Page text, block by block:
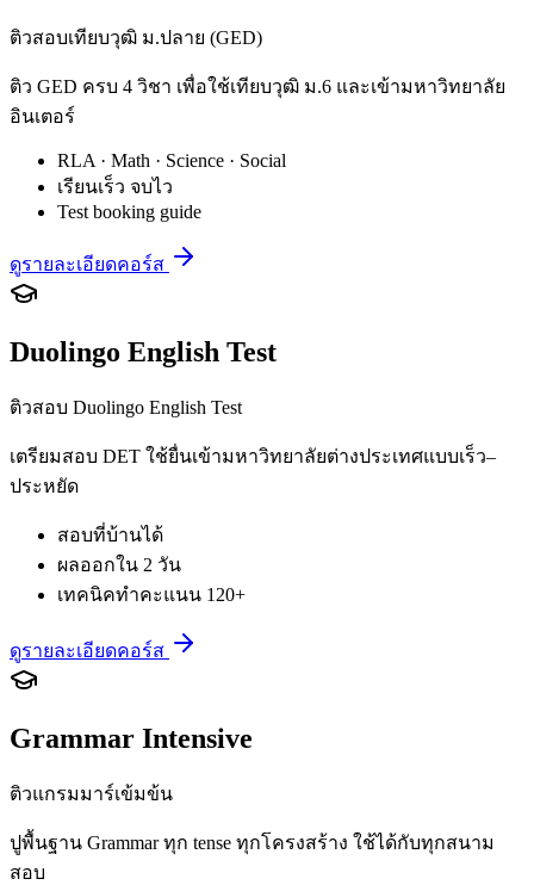
ติวสอบเทียบวุฒิ ม.ปลาย (GED)
ติว GED ครบ 4 วิชา เพื่อใช้เทียบวุฒิ ม.6 และเข้ามหาวิทยาลัย
อินเตอร์
RLA · Math · Science · Social
เรียนเร็ว จบไว
Test booking guide
ดูรายละเอียดคอร์ส
Duolingo English Test
ติวสอบ Duolingo English Test
เตรียมสอบ DET ใช้ยื่นเข้ามหาวิทยาลัยต่างประเทศแบบเร็ว–
ประหยัด
สอบที่บ้านได้
ผลออกใน 2 วัน
เทคนิคทำคะแนน 120+
ดูรายละเอียดคอร์ส
Grammar Intensive
ติวแกรมมาร์เข้มข้น
ปูพื้นฐาน Grammar ทุก tense ทุกโครงสร้าง ใช้ได้กับทุกสนาม
สอบ